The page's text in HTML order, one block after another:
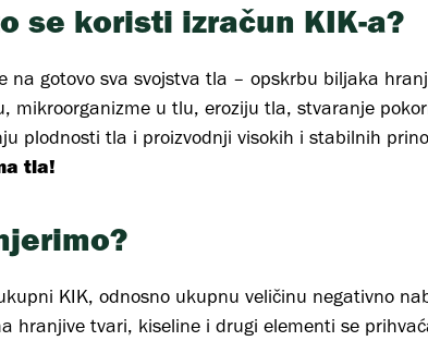
se koristi izračun KIK-a?
na gotovo sva svojstva tla – opskrbu biljaka
mikroorganizme u tlu, eroziju tla, stvaranje
plodnosti tla i proizvodnji visokih i stabilnih
tla!
KIK, odnosno ukupnu veličinu negativno
hranjive tvari, kiseline i drugi elementi se